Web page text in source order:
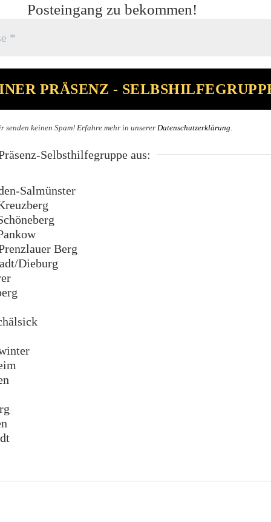
Posteingang zu bekommen!
senden keinen Spam! Erfahre mehr in unserer Datenschutzerklärung
Selbsthilfegruppe aus:
Salmünster
Berg
Dieburg